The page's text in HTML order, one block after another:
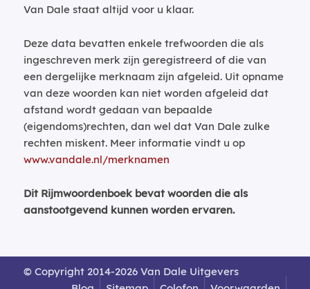
Van Dale staat altijd voor u klaar.
Deze data bevatten enkele trefwoorden die als
ingeschreven merk zijn geregistreerd of die van
een dergelijke merknaam zijn afgeleid. Uit opname
van deze woorden kan niet worden afgeleid dat
afstand wordt gedaan van bepaalde
(eigendoms)rechten, dan wel dat Van Dale zulke
rechten miskent. Meer informatie vindt u op
www.vandale.nl/merknamen
Dit Rijmwoordenboek bevat woorden die als
aanstootgevend kunnen worden ervaren.
© Copyright 2014-2026 Van Dale Uitgevers